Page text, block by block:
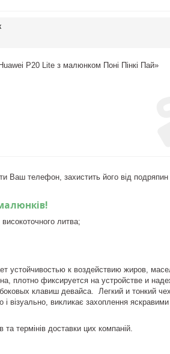
P20 Lite з малюнком Поні Пінкі Пай»
Ваш телефон, захистить його від подряпин
литва;
устойчивостью к воздействию жиров,
плотно фиксируется на устройстве и
клавиш девайса. Легкий и тонкий
візуально, викликає захоплення
термінів доставки цих компаній.